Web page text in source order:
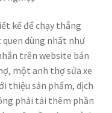
kế để chạy thẳng
dùng nhất như
trên website bán
một anh thợ sửa xe
thiệu sản phẩm, dịch
phải tải thêm phần